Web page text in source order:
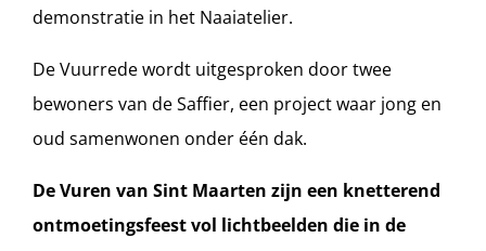
demonstratie in het Naaiatelier.
De Vuurrede wordt uitgesproken door twee
bewoners van de Saffier, een project waar jong en
oud samenwonen onder één dak.
De Vuren van Sint Maarten zijn een knetterend
ontmoetingsfeest vol lichtbeelden die in de